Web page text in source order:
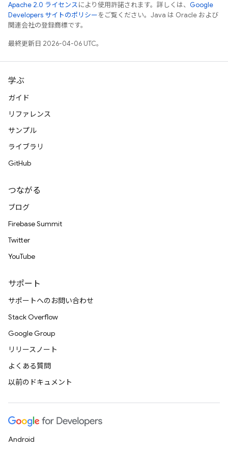
Apache 2.0 ライセンスにより使用許諾されます。詳しくは、 Google
Developers サイトのポリシーをご覧ください。Java は Oracle および
関連会社の登録商標です。
最終更新日 2026-04-06 UTC。
学ぶ
ガイド
リファレンス
サンプル
ライブラリ
GitHub
つながる
ブログ
Firebase Summit
Twitter
YouTube
サポート
サポートへのお問い合わせ
Stack Overflow
Google Group
リリースノート
よくある質問
以前のドキュメント
Android